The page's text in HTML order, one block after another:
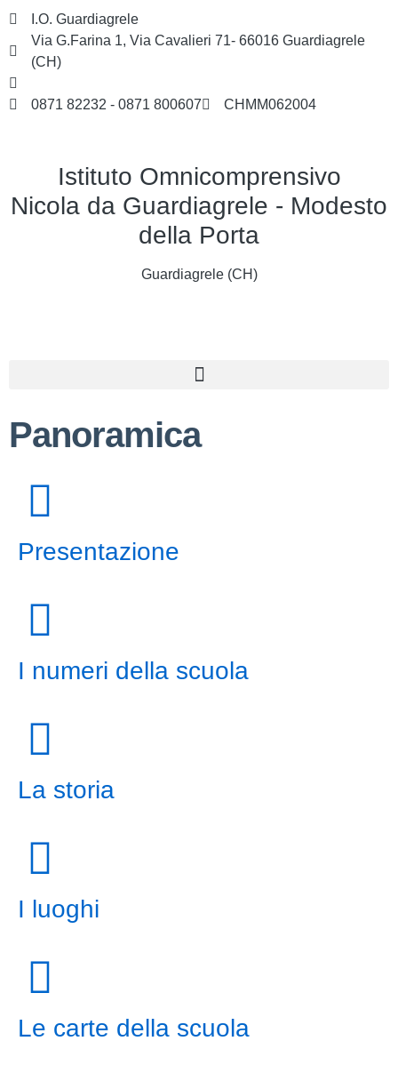
I.O. Guardiagrele
Via G.Farina 1, Via Cavalieri 71- 66016 Guardiagrele
(CH)
0871 82232 - 0871 800607
CHMM062004
Istituto Omnicomprensivo
Nicola da Guardiagrele - Modesto
della Porta
Guardiagrele (CH)
Panoramica
Presentazione
I numeri della scuola
La storia
I luoghi
Le carte della scuola